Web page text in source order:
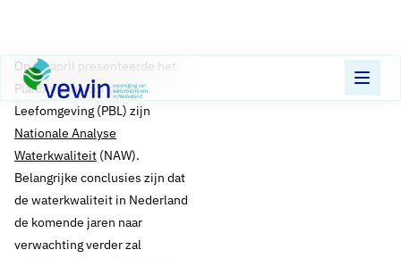
Direct naar content
Terug naar de startpagina
Op 30 april presenteerde het
Planbureau voor de
Leefomgeving (PBL) zijn
Nationale Analyse
Waterkwaliteit (NAW).
Belangrijke conclusies zijn dat
de waterkwaliteit in Nederland
de komende jaren naar
verwachting verder zal